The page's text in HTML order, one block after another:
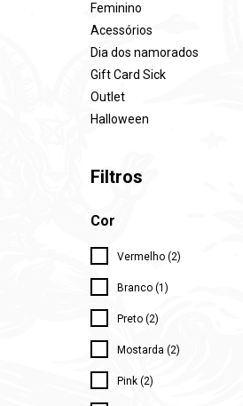
Feminino
Acessórios
Dia dos namorados
Gift Card Sick
Outlet
Halloween
Filtros
Cor
Vermelho (2)
Branco (1)
Preto (2)
Mostarda (2)
Pink (2)